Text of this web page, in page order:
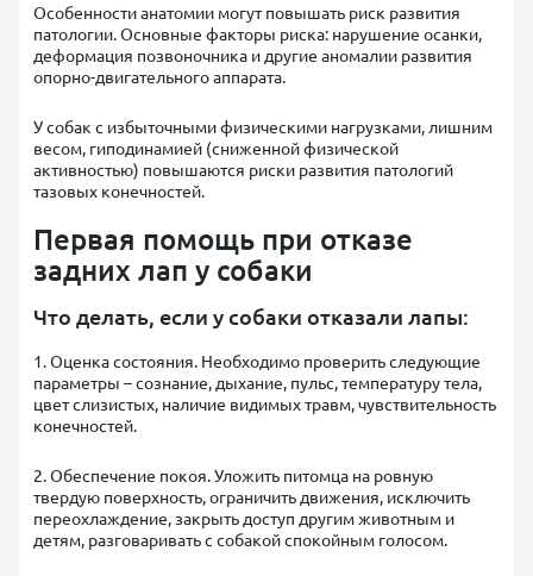
Особенности анатомии могут повышать риск развития
патологии. Основные факторы риска: нарушение осанки,
деформация позвоночника и другие аномалии развития
опорно-двигательного аппарата.
У собак с избыточными физическими нагрузками, лишним
весом, гиподинамией (сниженной физической
активностью) повышаются риски развития патологий
тазовых конечностей.
Первая помощь при отказе
задних лап у собаки
Что делать, если у собаки отказали лапы:
1. Оценка состояния. Необходимо проверить следующие
параметры – сознание, дыхание, пульс, температуру тела,
цвет слизистых, наличие видимых травм, чувствительность
конечностей.
2. Обеспечение покоя. Уложить питомца на ровную
твердую поверхность, ограничить движения, исключить
переохлаждение, закрыть доступ другим животным и
детям, разговаривать с собакой спокойным голосом.